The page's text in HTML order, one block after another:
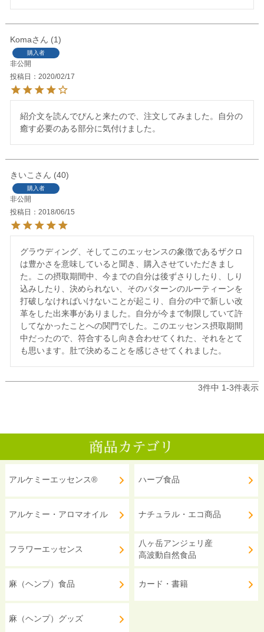
Koma 1
購入者
非公開
投稿日
2020/02/17
紹介文を読んでぴんと来たので、注文してみました。自分の
癒す必要のある部分に気付けました。
きいこ 40
購入者
非公開
投稿日
2018/06/15
グラウディング、そしてこのエッセンスの象徴であるザクロ
は豊かさを意味していると聞き、購入させていただきまし
た。この摂取期間中、今までの自分は後ずさりしたり、しり
込みしたり、決められない、そのパターンのルーティーンを
打破しなければいけないことが起こり、自分の中で新しい改
革をした出来事がありました。自分が今まで制限していて許
してなかったことへの関門でした。このエッセンス摂取期間
中だったので、符合するし向き合わせてくれた、それをとて
も思います。肚で決めることを感じさせてくれました。
3件中 1-3件表示
アルケミーエッセンス®
アルケミー・アロマオイル
フラワーエッセンス
麻（ヘンプ）食品
麻（ヘンプ）グッズ
ハーブ食品
ナチュラル・エコ商品
八ヶ岳アンジェリ産
高波動自然食品
カード・書籍